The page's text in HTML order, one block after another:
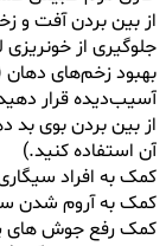
از بین بردن آفت و
جلوگیری از خونریزی
بهبود زخم‌های دهان
آسیب‌دیده قرار
از بین بردن بوی بد
آن استفاده کنید.)
کمک به افراد
کمک به آروم شدن
کمک رفع جوش های